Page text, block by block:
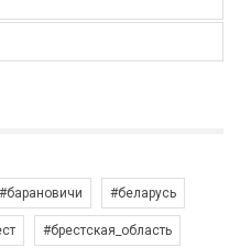
#барановичи #беларусь
#брестская_область